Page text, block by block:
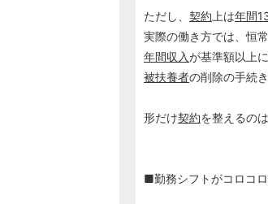
ただし、 契約 上は年間
実際の働き方では、恒
年間収入が基準額以上
被扶養者の削除の手続
形だけ契約を整えるの
■勤務シフトがコロコ